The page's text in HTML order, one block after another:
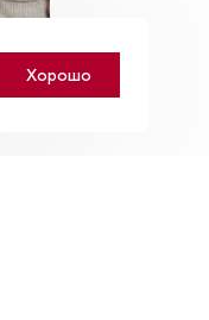
Хорошо